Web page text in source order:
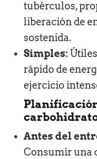
tubérculos,
liberación de
sostenida.
Simples:
rápido de
ejercicio
Antes del
Consumir una